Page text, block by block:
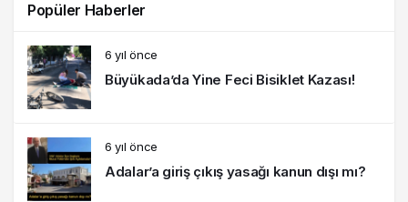
Popüler Haberler
6 yıl önce
Büyükada’da Yine Feci Bisiklet Kazası!
6 yıl önce
Adalar’a giriş çıkış yasağı kanun dışı mı?